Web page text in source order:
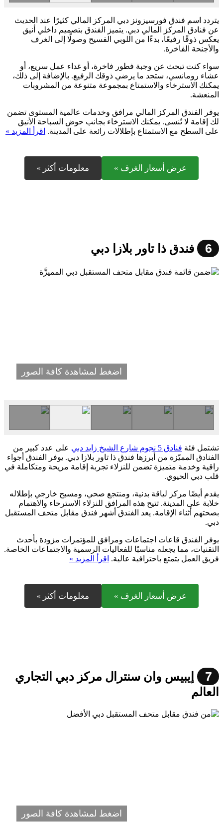
يتردد اسم فندق فورسيزونز دبي المركز المالي كثيرًا عند الحديث
عن فنادق المركز المالي دبي. يتميز الفندق بتصميم داخلي أنيق
يعكس ذوقًا رفيعًا، بدءًا من اللوبي الفسيح وصولًا إلى الغرف
والأجنحة الفاخرة.
سواء كنت تبحث عن وجبة فطور فاخرة، أو غداء عمل سريع، أو
عشاء رومانسي، ستجد ما يرضي ذوقك الرفيع. بالإضافة إلى ذلك،
يمكنك الاسترخاء والاستمتاع بمجموعة متنوعة من المشروبات
المنعشة.
يوفر الفندق المركز المالي مرافق وخدمات عالمية المستوى تضمن
لك إقامة لا تُنسى. يمكنك الاسترخاء بجانب حوض السباحة الأنيق
على السطح مع الاستمتاع بإطلالات رائعة على المدينة. اقرأ المزيد »
عرض أسعار الغرف » معلومات أكثر »
6 فندق ذا تاور بلازا دبي
اضغط لمشاهدة كافة الصور
تشتمل فئة فنادق 5 نجوم شارع الشيخ زايد دبي
على عدد كبير من
الفنادق المميّزة من أبرزها فندق ذا تاور بلازا دبي. يوفر الفندق أجواء
راقية وخدمة متميزة تضمن للنزلاء تجربة إقامة مريحة ومتكاملة في
قلب دبي الحيوي.
يقدم أيضًا مركز لياقة بدنية، ومنتجع صحي، ومسبح خارجي بإطلاله
خلابة على المدينة. تتيح هذه المرافق للنزلاء الاسترخاء والاهتمام
بصحتهم أثناء الإقامة. يعد الفندق أشهر فندق مقابل متحف المستقبل
دبي.
يوفر الفندق قاعات اجتماعات ومرافق للمؤتمرات مزودة بأحدث
التقنيات، مما يجعله مناسبًا للفعاليات الرسمية والاجتماعات الخاصة.
فريق العمل يتمتع باحترافية عالية. اقرأ المزيد »
عرض أسعار الغرف » معلومات أكثر »
7
إيبيس وان سنترال مركز دبي التجاري
العالم
اضغط لمشاهدة كافة الصور